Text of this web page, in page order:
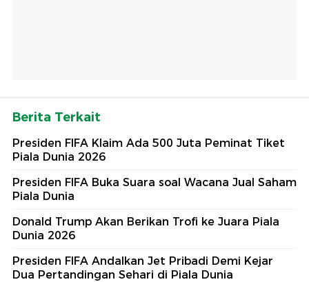
Berita Terkait
Presiden FIFA Klaim Ada 500 Juta Peminat Tiket
Piala Dunia 2026
Presiden FIFA Buka Suara soal Wacana Jual Saham
Piala Dunia
Donald Trump Akan Berikan Trofi ke Juara Piala
Dunia 2026
Presiden FIFA Andalkan Jet Pribadi Demi Kejar
Dua Pertandingan Sehari di Piala Dunia